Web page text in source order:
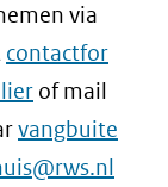
via
contactfor
of mail
vangbuite